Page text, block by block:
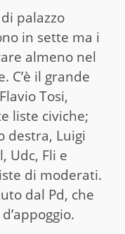
palazzo
in sette ma i
almeno nel
C’è il grande
Tosi,
liste civiche;
destra, Luigi
Udc, Fli e
di moderati.
dal Pd, che